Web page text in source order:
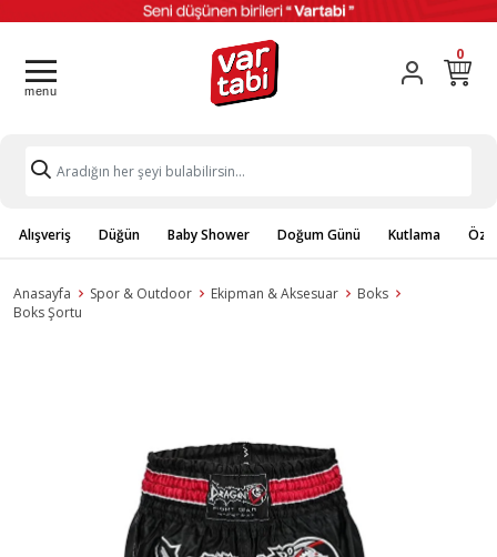
0
Alışveriş Düğün Baby Shower Doğum Günü Kutlama
Anasayfa Spor & Outdoor Ekipman & Aksesuar
Boks
Boks Şortu